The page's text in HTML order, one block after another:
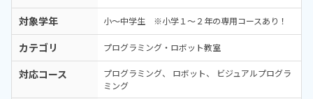
対象学年 小～中学生 ※小学１～２年の専用コースあり！
カテゴリ プログラミング・ロボット教室
対応コース プログラミング ロボット
ビジュアルプログラ
ミング